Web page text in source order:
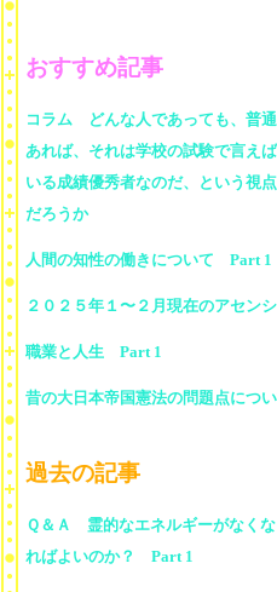
おすすめ記事
コラム どんな人であっても、普
あれば、それは学校の試験で言え
いる成績優秀者なのだ、という視
だろうか
人間の知性の働きについて Part 1
２０２５年１〜２月現在のアセン
職業と人生 Part 1
昔の大日本帝国憲法の問題点につ
過去の記事
Ｑ＆Ａ 霊的なエネルギーがなく
ればよいのか？ Part 1